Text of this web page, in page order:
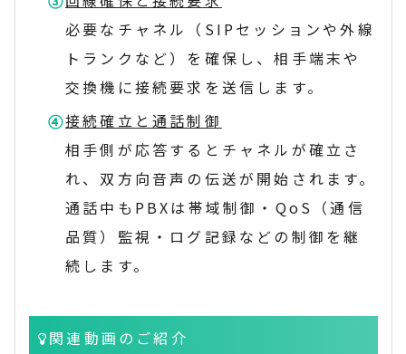
必要なチャネル（SIPセッションや外線
トランクなど）を確保し、相手端末や
交換機に接続要求を送信します。
接続確立と通話制御
相手側が応答するとチャネルが確立さ
れ、双方向音声の伝送が開始されます。
通話中もPBXは帯域制御・QoS（通信
品質）監視・ログ記録などの制御を継
続します。
関連動画のご紹介